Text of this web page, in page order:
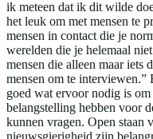
ik meteen dat ik dit wilde
het leuk om met mensen te
mensen in contact die je
werelden die je helemaal
mensen die alleen maar iets
mensen om te interviewen.”
goed wat ervoor nodig is
belangstelling hebben voor
kunnen vragen. Open staan
nieuwsgierigheid zijn